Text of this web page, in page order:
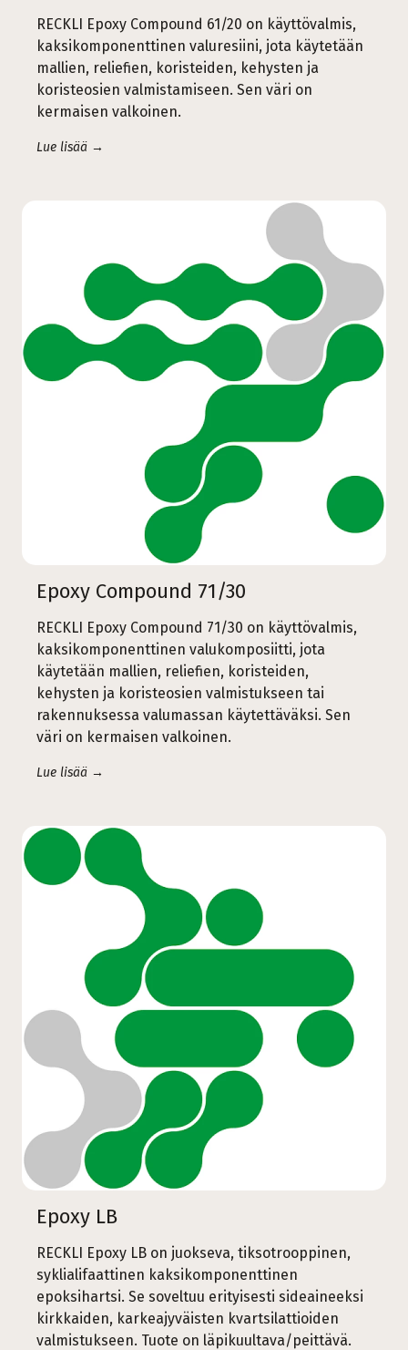
RECKLI Epoxy Compound 61/20 on käyttövalmis,
kaksikomponenttinen valuresiini, jota käytetään
mallien, reliefien, koristeiden, kehysten ja
koristeosien valmistamiseen. Sen väri on
kermaisen valkoinen.
Lue lisää →
Epoxy Compound 71/30
RECKLI Epoxy Compound 71/30 on käyttövalmis,
kaksikomponenttinen valukomposiitti, jota
käytetään mallien, reliefien, koristeiden,
kehysten ja koristeosien valmistukseen tai
rakennuksessa valumassan käytettäväksi. Sen
väri on kermaisen valkoinen.
Lue lisää →
Epoxy LB
RECKLI Epoxy LB on juokseva, tiksotrooppinen,
syklialifaattinen kaksikomponenttinen
epoksihartsi. Se soveltuu erityisesti sideaineeksi
kirkkaiden, karkeajyväisten kvartsilattioiden
valmistukseen. Tuote on läpikuultava/peittävä.